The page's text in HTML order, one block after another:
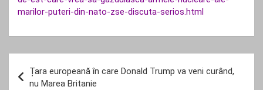
marilor-puteri-din-nato-zse-discuta-serios.html
în
Țara europeană în care Donald Trump va veni curând,
nu Marea Britanie